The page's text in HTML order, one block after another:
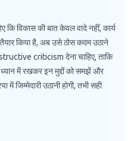
कि विकास की बात केवल वादे नहीं, कार्य
किया है, अब उसे ठोस कदम उठाने
criticism देना चाहिए, ताकि
में रखकर इन मुद्दों को समझें और
जिम्मेदारी उठानी होगी, तभी सही